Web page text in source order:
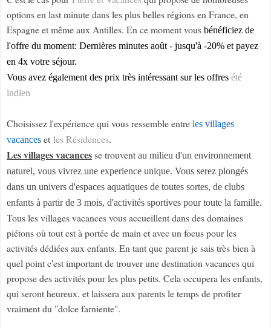
options en last minute dans les plus belles régions en France, en
Espagne et même aux Antilles. En ce moment vous bénéficiez de
l'offre du moment: Dernières minutes août - jusqu'à -20% et payez
en 4x votre séjour.
Vous avez également des prix très intéressant sur les offres été
indien
Choisissez l'expérience qui vous ressemble entre les villages
vacances et les Résidences.
Les villages vacancesse trouvent au milieu d'un environnement
naturel, vous vivrez une experience unique. Vous serez plongés
dans un univers d'espaces aquatiques de toutes sortes, de clubs
enfants à partir de 3 mois, d'activités sportives pour toute la famille.
Tous les villages vacances vous accueillent dans des domaines
piétons où tout est à portée de main et avec un focus pour les
activités dédiées aux enfants. En tant que parent je sais très bien à
quel point c'est important de trouver une destination vacances qui
propose des activités pour les plus petits. Cela occupera les enfants,
qui seront heureux, et laissera aux parents le temps de profiter
vraiment du "dolce farniente".